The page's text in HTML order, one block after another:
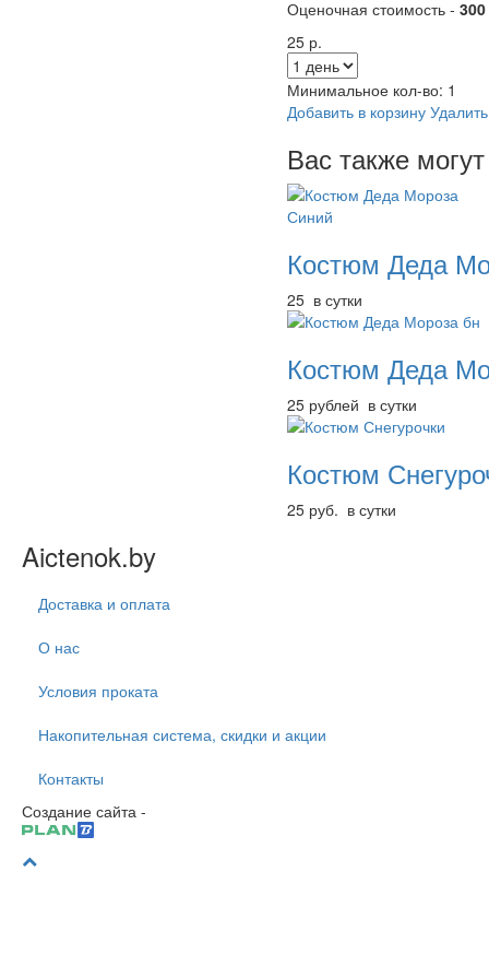
Оценочная стоимость - 300
25 р.
Минимальное кол-во: 1
Добавить в корзину
Вас также
Костюм Деда
25 в сутки
Костюм Деда
25 рублей в сутки
Костюм
25 руб. в сутки
Aictenok.by
Доставка и оплата
О нас
Условия проката
Накопительная система, скидки и акции
Контакты
Создание сайта -